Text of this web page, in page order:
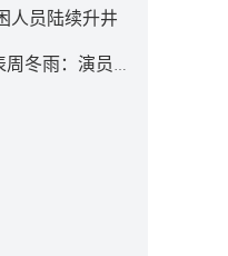
人员陆续升井
有底，得靠体验生活